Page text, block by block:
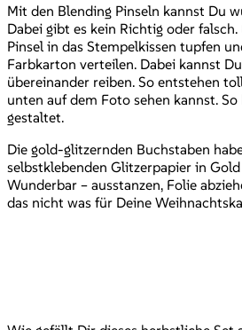
Mit den Blending Pinseln kannst Du
Dabei gibt es kein Richtig oder
Pinsel in das Stempelkissen tupfen
Farbkarton verteilen. Dabei kannst
übereinander reiben. So entstehen
unten auf dem Foto sehen kannst.
gestaltet.
Die gold-glitzernden Buchstaben
selbstklebenden Glitzerpapier in
Wunderbar – ausstanzen, Folie
das nicht was für Deine